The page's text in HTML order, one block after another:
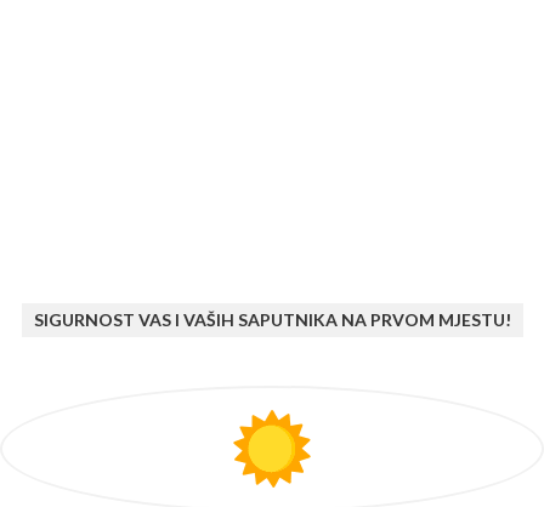
SIGURNOST VAS I VAŠIH SAPUTNIKA NA PRVOM MJESTU!